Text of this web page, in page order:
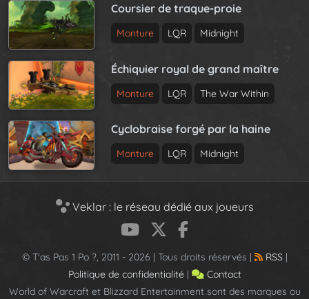
Coursier de traque-proie
Monture LQR Midnight
Échiquier royal de grand maître
Monture LQR The War Within
Cyclobraise forgé par la haine
Monture LQR Midnight
Veklar : le réseau dédié aux joueurs
© T'as Pas 1 Po ?, 2011 - 2026 | Tous droits réservés | RSS|
Politique de confidentialité|
Contact
World of Warcraft et Blizzard Entertainment sont des marques ou